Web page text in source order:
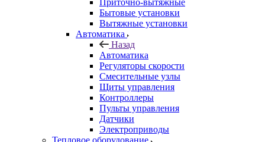
Приточно-вытяжные
Бытовые установки
Вытяжные установки
Автоматика
Назад
Автоматика
Регуляторы скорости
Смесительные узлы
Щиты управления
Контроллеры
Пульты управления
Датчики
Электроприводы
Тепловое оборудование